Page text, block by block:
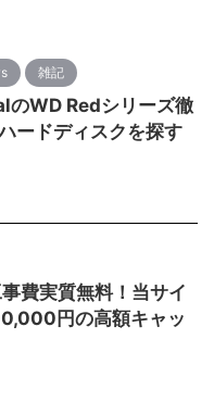
雑記
WD Redシリーズ徹
ードディスクを探す
費実質無料！当サイ
円の高額キャッ